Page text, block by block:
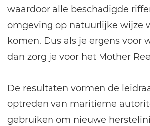
waardoor alle beschadigde
omgeving op natuurlijke wijze
komen. Dus als je ergens voor
dan zorg je voor het Mother
De resultaten vormen de
optreden van maritieme
gebruiken om nieuwe